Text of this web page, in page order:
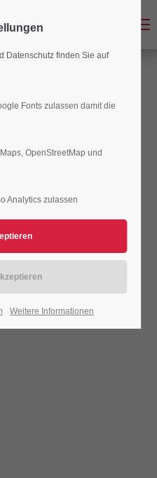
leider nicht.
leider nicht.
leider nicht.
Datenschutz finden Sie auf
Fonts zulassen damit die
OpenStreetMap und
Analytics zulassen
Weitere Informationen